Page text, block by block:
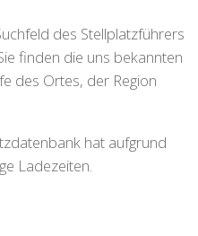
des Stellplatzführers
finden die uns bekannten
des Ortes, der Region
hat aufgrund
Ladezeiten.